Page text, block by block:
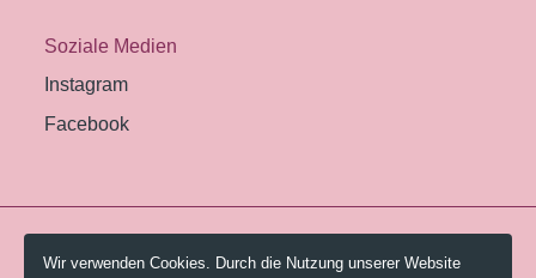
Soziale Medien
Instagram
Facebook
© 2026 Pestalozzi-Bibliothek Zürich.
Wir verwenden Cookies. Durch die Nutzung unserer Website